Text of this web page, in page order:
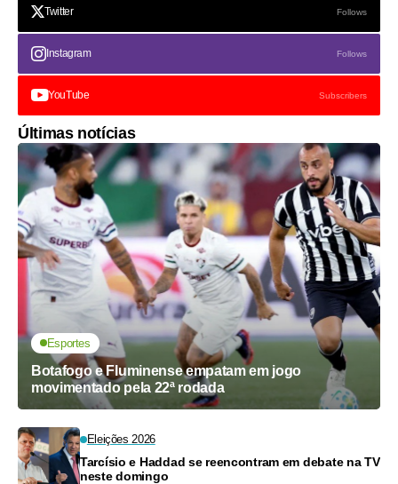
Twitter Follows
Instagram Follows
YouTube Subscribers
Últimas notícias
Esportes
Botafogo e Fluminense empatam em jogo
movimentado pela 22ª rodada
Eleições 2026
Tarcísio e Haddad se reencontram em debate na TV
neste domingo